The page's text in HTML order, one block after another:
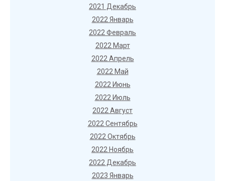
2021 Декабрь
2022 Январь
2022 Февраль
2022 Март
2022 Апрель
2022 Май
2022 Июнь
2022 Июль
2022 Август
2022 Сентябрь
2022 Октябрь
2022 Ноябрь
2022 Декабрь
2023 Январь